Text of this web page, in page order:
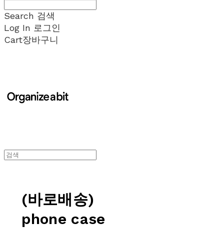
Search 검색
Log In 로그인
Cart장바구니
(바로배송)
phone case